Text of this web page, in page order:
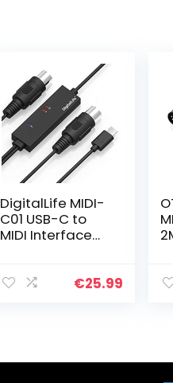
DigitalLife MIDI-
C01 USB-C to
MIDI Interface
LEDs (5-Pin, 1i/1o)
€25.99